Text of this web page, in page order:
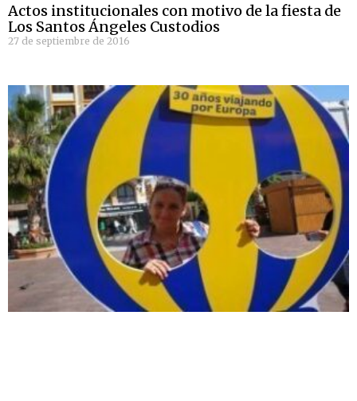
Actos institucionales con motivo de la fiesta de
Los Santos Ángeles Custodios
27 de septiembre de 2016